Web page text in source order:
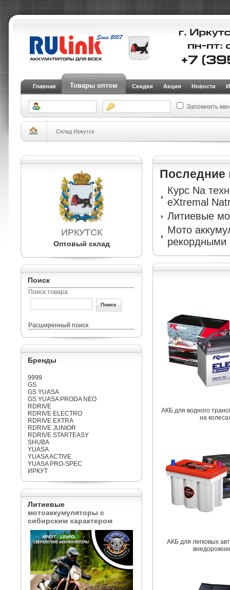
Главная Товары оптом Скидки Акции Новости
Запомнить
Склад Иркутск
ИРКУТСК
Оптовый склад
Поиск
Поиск товара
Расширенный поиск
Бренды
9999
GS
GS YUASA
GS YUASA PRODA NEO
RDRIVE
RDRIVE ELECTRO
RDRIVE EXTRA
RDRIVE JUNIOR
RDRIVE STARTEASY
SHUBA
YUASA
YUASA ACTIVE
YUASA PRO-SPEC
ИРКУТ
Литиевые
мотоаккумуляторы с
сибирским характером
Последние
Курс Na
eXtremal
Литиевые
Мото
рекордными
АКБ для водного
на
АКБ для легковых